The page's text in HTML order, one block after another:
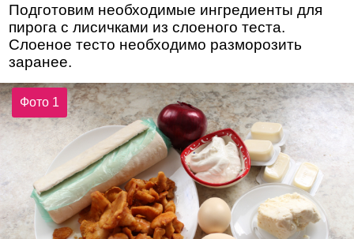
Подготовим необходимые ингредиенты для
пирога с лисичками из слоеного теста.
Слоеное тесто необходимо разморозить
заранее.
Фото 1